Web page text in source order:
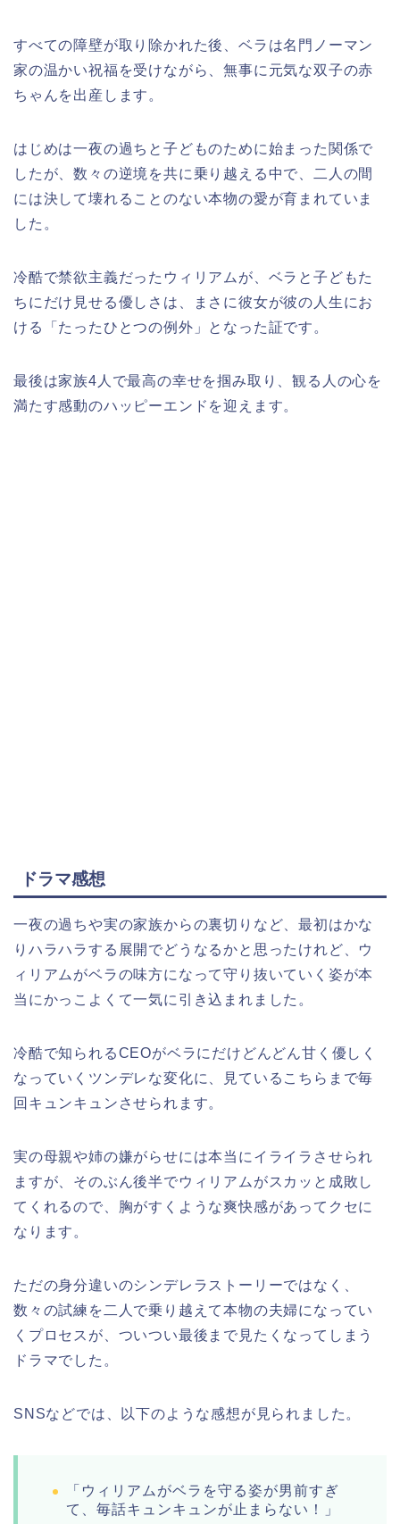
すべての障壁が取り除かれた後、ベラは名門ノーマン
家の温かい祝福を受けながら、無事に元気な双子の赤
ちゃんを出産します。
はじめは一夜の過ちと子どものために始まった関係で
したが、数々の逆境を共に乗り越える中で、二人の間
には決して壊れることのない本物の愛が育まれていま
した。
冷酷で禁欲主義だったウィリアムが、ベラと子どもた
ちにだけ見せる優しさは、まさに彼女が彼の人生にお
ける「たったひとつの例外」となった証です。
最後は家族4人で最高の幸せを掴み取り、観る人の心を
満たす感動のハッピーエンドを迎えます。
ドラマ感想
一夜の過ちや実の家族からの裏切りなど、最初はかな
りハラハラする展開でどうなるかと思ったけれど、ウ
ィリアムがベラの味方になって守り抜いていく姿が本
当にかっこよくて一気に引き込まれました。
冷酷で知られるCEOがベラにだけどんどん甘く優しく
なっていくツンデレな変化に、見ているこちらまで毎
回キュンキュンさせられます。
実の母親や姉の嫌がらせには本当にイライラさせられ
ますが、そのぶん後半でウィリアムがスカッと成敗し
てくれるので、胸がすくような爽快感があってクセに
なります。
ただの身分違いのシンデレラストーリーではなく、
数々の試練を二人で乗り越えて本物の夫婦になってい
くプロセスが、ついつい最後まで見たくなってしまう
ドラマでした。
SNSなどでは、以下のような感想が見られました。
「ウィリアムがベラを守る姿が男前すぎ
て、毎話キュンキュンが止まらない！」